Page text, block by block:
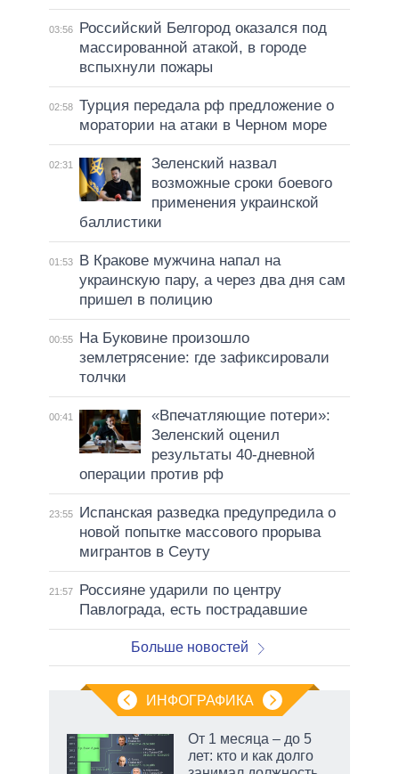
03:56
Российский Белгород оказался под
массированной атакой, в городе
вспыхнули пожары
02:58 Турция передала рф предложение о
моратории на атаки в Черном море
02:31
Зеленский назвал
возможные сроки боевого
применения украинской
баллистики
01:53
В Кракове мужчина напал на
украинскую пару, а через два дня сам
пришел в полицию
00:55
На Буковине произошло
землетрясение: где зафиксировали
толчки
00:41
«Впечатляющие потери»:
Зеленский оценил
результаты 40-дневной
операции против рф
23:55
Испанская разведка предупредила о
новой попытке массового прорыва
мигрантов в Сеуту
21:57
Россияне ударили по центру
Павлограда, есть пострадавшие
Больше новостей
ИНФОГРАФИКА
От 1 месяца – до 5
лет: кто и как долго